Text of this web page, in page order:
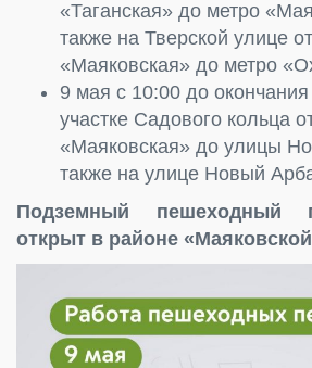
«Таганская» до метро
также на Тверской улице
«Маяковская» до метро
9 мая с 10:00 до
участке Садового кольца
«Маяковская» до улицы
также на улице Новый
Подземный пешеходный
открыт в районе